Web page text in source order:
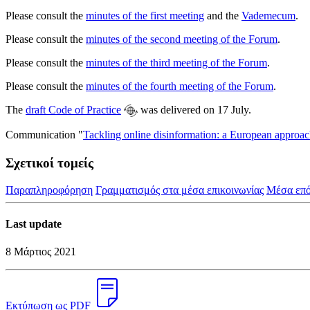
Please consult the minutes of the first meeting and the Vademecum.
Please consult the minutes of the second meeting of the Forum.
Please consult the minutes of the third meeting of the Forum.
Please consult the minutes of the fourth meeting of the Forum.
The draft Code of Practice was delivered on 17 July.
Communication "Tackling online disinformation: a European
Σχετικοί τομείς
Παραπληροφόρηση Γραμματισμός στα μέσα επικοινωνίας Μέσα
Last update
8 Μάρτιος 2021
Εκτύπωση ως PDF